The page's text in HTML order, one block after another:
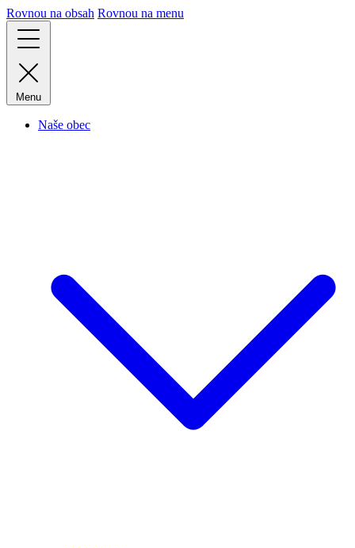
Rovnou na obsah Rovnou na menu
Menu
Naše obec